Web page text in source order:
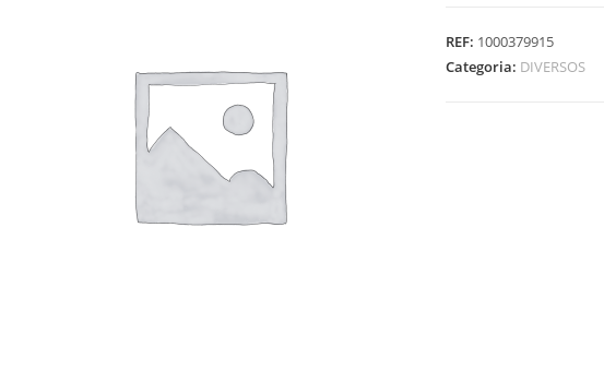
REF: 1000379915
Categoria: DIVERSOS